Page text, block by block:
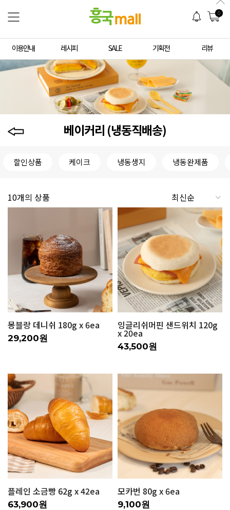
0
이용안내 레시피 SALE 기획전 리뷰
베이커리 (냉동직배송)
할인상품 케이크 냉동생지 냉동완제품
10개의 상품
몽블랑 데니쉬 180g x 6ea
29,200원
잉글리쉬머핀 샌드위치 120g
x 20ea
43,500원
플레인 소금빵 62g x 42ea
63,900원
모카번 80g x 6ea
9,100원